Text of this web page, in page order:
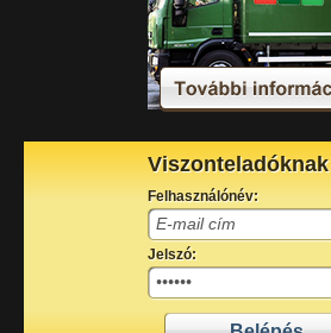
Viszonteladóknak
Felhasználónév:
Jelszó: